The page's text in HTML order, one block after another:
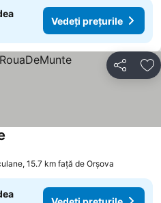
Vedeți prețurile
Distribuiți
15.7 km faţă de Orşova